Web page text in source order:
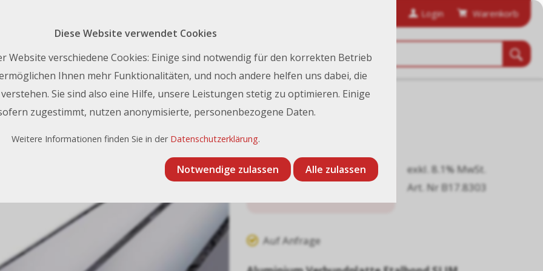
Login Warenkorb
Kontakt
Etalbond Etalbond SLIM 3 mm 201,5 x 305 cm
SLIM 3 mm 201,5 x 305 cm
232.00
exkl. 8.1% MwSt.
Art. Nr B17.8303
Auf Anfrage
Diese Website verwendet Cookies
Website verschiedene Cookies: Einige sind notwendig für den korrekten Betrieb
Ihnen mehr Funktionalitäten, und noch andere helfen uns dabei, die
Sie sind also eine Hilfe, unsere Leistungen stetig zu optimieren. Einige
zugestimmt, nutzen anonymisierte, personenbezogene Daten.
Weitere Informationen finden Sie in der Datenschutzerklärung.
Notwendige zulassen Alle zulassen